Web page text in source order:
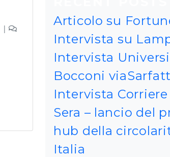
|
Articolo su
Intervista su
Intervista
Bocconi
Intervista Corriere
Sera – lancio del
hub della
Italia